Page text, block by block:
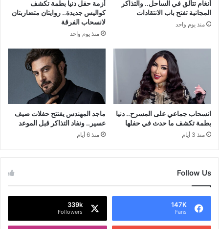
أنغام تتألق في الساحل.. والتذاكر
المجانية تفتح باب الانتقادات
منذ يوم واحد
أزمة حفل دنيا بطمة تكشف
كواليس جديدة.. روايتان متضاربتان
لانسحاب الفرقة
منذ يوم واحد
انسحاب جماعي على المسرح.. دنيا
بطمة تكشف ما حدث في حفلها
منذ 3 أيام
ماجد المهندس يفتتح حفلات صيف
عسير.. ونفاد التذاكر قبل الموعد
منذ 6 أيام
Follow Us
147K
Fans
339k
Followers